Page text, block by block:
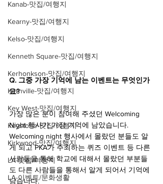
Kanab-맛집/여행지
Kearny-맛집/여행지
Kelso-맛집/여행지
Kenneth Square-맛집/여행지
Kerhonkson-맛집/여행지
Kernville-맛집/여행지
Key West-맛집/여행지
Keystone-맛집/여행지
Kirkwood-맛집/여행지
LA-맛집/여행지
LA-이벤트/문화생활
Q. 그중 가장 기억에 남는 이벤트는 무엇인가
요?
가장 많은 분이 참여해 주셨던 Welcoming
Night 행사가 가장 기억에 남았습니다.
Welcoming night 행사에서 몰랐던 분들도 알
게 되고 PKA가 주최하는 퀴즈 이벤트 등 다른
사람들을 통해 학교에 대해서 몰랐던 부분들
도 다른 사람들을 통해서 알게 되어서 기억에
남습니다.